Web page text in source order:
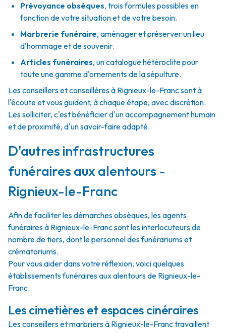
Prévoyance obsèques, trois formules possibles en
fonction de votre situation et de votre besoin.
Marbrerie funéraire, aménager et préserver un lieu
d'hommage et de souvenir.
Articles funéraires, un catalogue hétéroclite pour
toute une gamme d'ornements de la sépulture.
Les conseillers et conseillères à Rignieux-le-Franc sont à
l'écoute et vous guident, à chaque étape, avec discrétion.
Les solliciter, c'est bénéficier d'un accompagnement humain
et de proximité, d'un savoir-faire adapté.
D'autres infrastructures
funéraires aux alentours -
Rignieux-le-Franc
Afin de faciliter les démarches obsèques, les agents
funéraires à Rignieux-le-Franc sont les interlocuteurs de
nombre de tiers, dont le personnel des funérariums et
crématoriums.
Pour vous aider dans votre réflexion, voici quelques
établissements funéraires aux alentours de Rignieux-le-
Franc.
Les cimetières et espaces cinéraires
Les conseillers et marbriers à Rignieux-le-Franc travaillent